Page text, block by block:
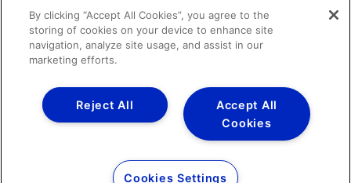
By clicking “Accept All Cookies”, you agree to the
storing of cookies on your device to enhance site
navigation, analyze site usage, and assist in our
marketing efforts.
Accept All
Cookies
Reject All
Cookies Settings